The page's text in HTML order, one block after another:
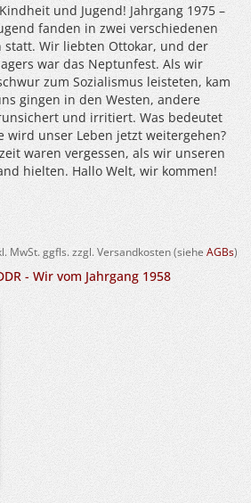
und Jugend! Jahrgang 1975 –
fanden in zwei verschiedenen
statt. Wir liebten Ottokar, und der
war das Neptunfest. Als wir
zum Sozialismus leisteten, kam
gingen in den Westen, andere
und irritiert. Was bedeutet
wird unser Leben jetzt weitergehen?
waren vergessen, als wir unseren
hielten. Hallo Welt, wir kommen!
MwSt. ggfls. zzgl. Versandkosten (siehe AGBs)
- Wir vom Jahrgang 1958